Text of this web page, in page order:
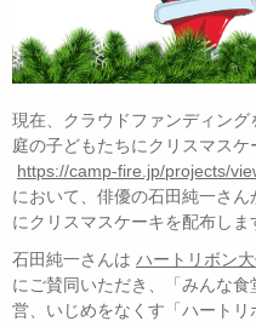
現在、クラウドファンディン
庭の子どもたちにクリスマスケ
https://camp-fire.jp/projects/
において、俳優の石田純一さ
にクリスマスケーキを配布しま
石田純一さんは ハートリボン
にご賛同いただき、「みんな
営、いじめをなくす「ハート